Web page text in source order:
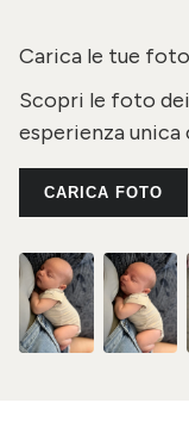
Carica le tue foto
Scopri le foto
esperienza
CARICA FOTO